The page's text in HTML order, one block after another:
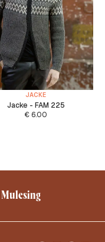
JACKE
Jacke - FAM 225
€ 6.00